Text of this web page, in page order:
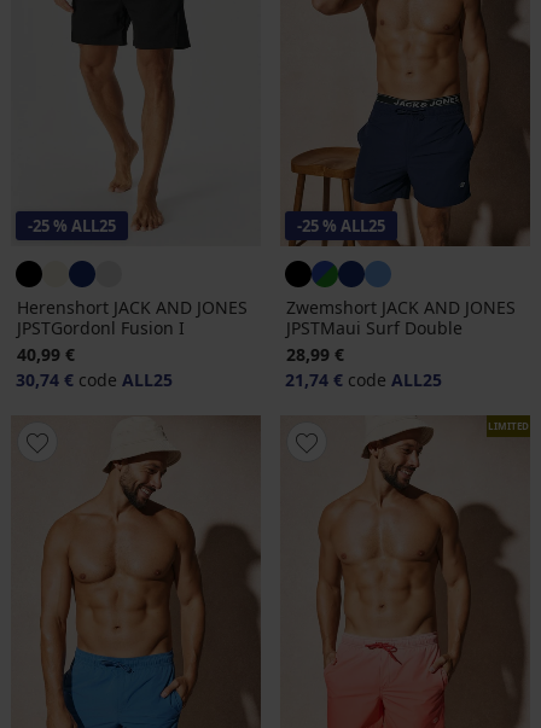
-25 % ALL25
Herenshort JACK AND JONES
JPSTGordonl Fusion I
40,99 €
30,74 € code ALL25
-25 % ALL25
Zwemshort JACK AND JONES
JPSTMaui Surf Double
28,99 €
21,74 € code ALL25
LIMITED